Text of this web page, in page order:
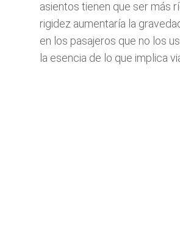
asientos tienen que ser más
rigidez aumentaría la
en los pasajeros que no los
la esencia de lo que implica